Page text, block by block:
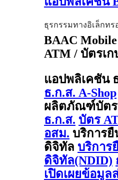
ธุรกรรมทางอิเล็กท
BAAC
ATM / บัตรเ
แอปพลิเคชัน
ธ.ก.ส. A-Shop
ผลิตภัณฑ์บัตร
ธ.ก.ส. บัตร
อสม. บริการ
ดิจิทัล บริการ
ดิจิทัล(NDID)
เปิดเผยข้อมู